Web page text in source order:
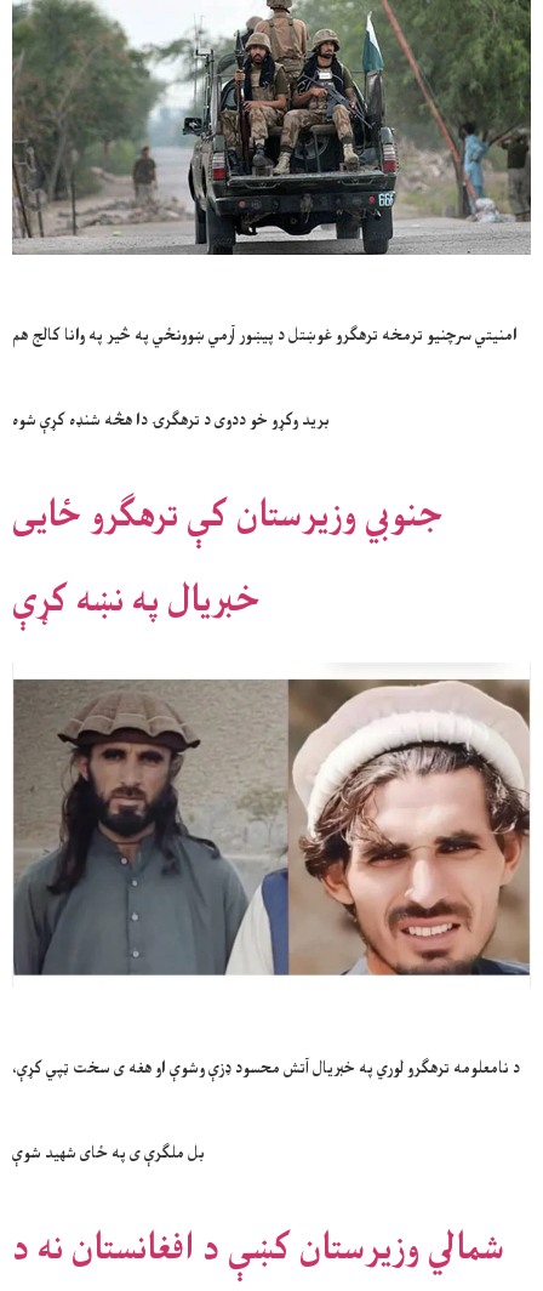
امنیتي سرچنیو ترمخه ترهګرو غوښتل د پیښور آرمي ښوونځي په څیر په وانا کالج هم
برید وکړو خو ددوی د ترهګرۍ دا هڅه شنډه کړې شوه
جنوبي وزیرستان کې ترهګرو ځایی
خبریال په نښه کړې
د نامعلومه ترهګرو لوري په خبریال آتش محسود ډزې وشوې او هغه ی سخت ټپي کړې،
بل ملګرې ی په ځای شهید شوې
شمالي وزيرستان کښې د افغانستان نه د